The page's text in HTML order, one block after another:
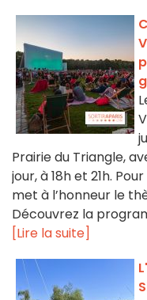
Prairie du Triangle,
jour, à 18h et 21h.
met à l’honneur le
Découvrez la
[Lire la suite]